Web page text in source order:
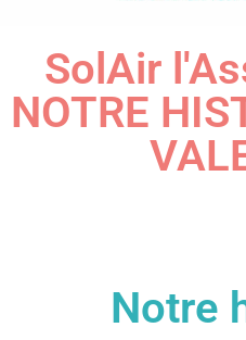
SolAir
NOTRE
Notre